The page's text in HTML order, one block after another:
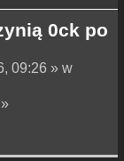
0ck po
09:26 » w
»